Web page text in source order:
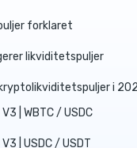
forklaret
likviditetspuljer
i
| WBTC / USDC
| USDC / USDT